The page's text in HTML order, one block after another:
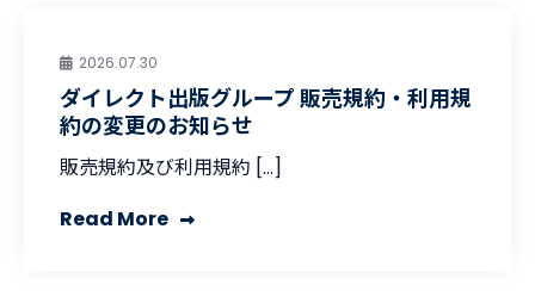
2026.07.30
ダイレクト出版グループ 販売規約・利用規
約の変更のお知らせ
販売規約及び利用規約 […]
Read More